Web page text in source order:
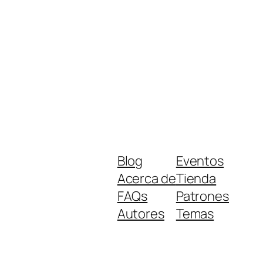
Blog
Acerca de
FAQs
Autores
Eventos
Tienda
Patrones
Temas